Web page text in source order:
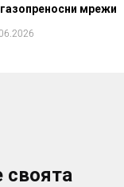
мрежи
своята